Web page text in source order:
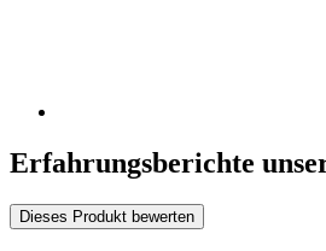
Erfahrungsberichte
Dieses Produkt bewerten